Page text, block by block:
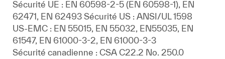
Sécurité UE : EN 60598-2-5 (EN 60598-1), EN
62471, EN 62493 Sécurité US : ANSI/UL 1598
US-EMC : EN 55015, EN 55032, EN55035, EN
61547, EN 61000-3-2, EN 61000-3-3
Sécurité canadienne : CSA C22.2 No. 250.0